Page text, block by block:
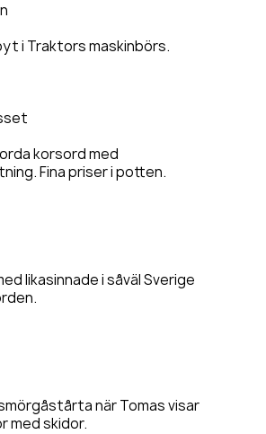
i Traktors maskinbörs.
korsord med
Fina priser i potten.
likasinnade i såväl Sverige
när Tomas visar
med skidor.